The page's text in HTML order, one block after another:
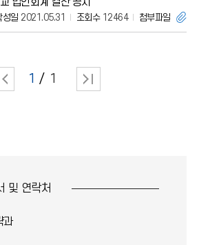
성일 2021.05.31 조회수12464 첨부파일
1 1
및 연락처
과